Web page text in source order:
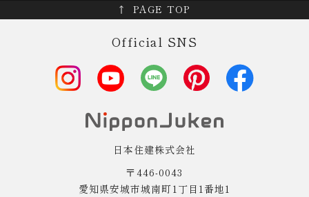
PAGE TOP
Official SNS
日本住建株式会社
〒446-0043
愛知県安城市城南町1丁目1番地1